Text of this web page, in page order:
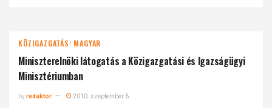
KÖZIGAZGATÁS: MAGYAR
Miniszterelnöki látogatás a Közigazgatási és Igazságügyi
Minisztériumban
byredaktor 2010. szeptember 6.